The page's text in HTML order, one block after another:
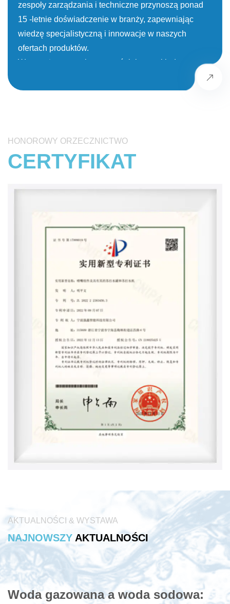
zespoły zarządzania i techniczne przynoszą ponad
15 -letnie doświadczenie w branży, zapewniając
wiedzę specjalistyczną i innowacje w naszych
ofertach produktów.
Wyposażony w najnowocześniejsze zakłady
jakością, jesteśmy zaangażowani w obsługę rynku
Znani z naszej reputacji branżowej, oferujemy nie
zapewniamy niestandardowe rozwiązania
dążymy do poprawy codziennego nawodnienia
dzięki naszym zaawansowanym roztworom
wodnym, łącząc wygodę, jakość i świadomość
środowiskową.
HONOROWY ORZECZNICTWO
CERTYFIKAT
AKTUALNOŚCI & WYSTAWA
NAJNOWSZY AKTUALNOŚCI
Woda gazowana a woda sodowa: